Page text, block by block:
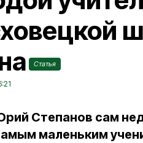
Статья
Степанов сам
маленьким